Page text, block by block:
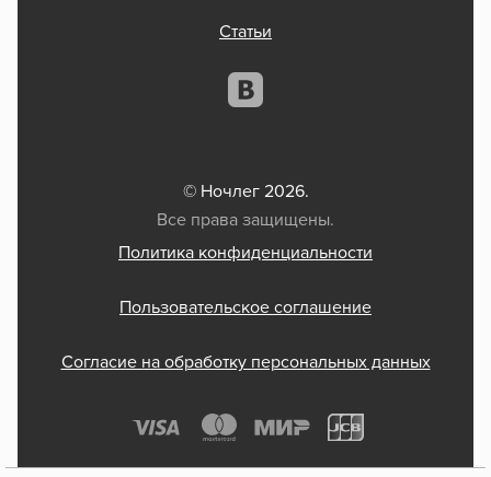
Статьи
© Ночлег 2026.
Все права защищены.
Политика конфиденциальности
Пользовательское соглашение
Согласие на обработку персональных данных